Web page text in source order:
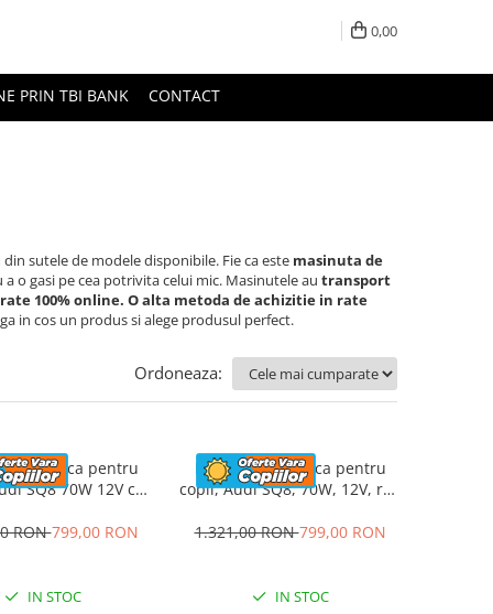
0,00
PRIN TBI BANK CONTACT
din sutele de modele disponibile. Fie ca este masinuta de
o gasi pe cea potrivita celui mic. Masinutele au transport
100% online. O alta metoda de achizitie in rate
in cos un produs si alege produsul perfect.
Ordoneaza:
electrica pentru
SQ8 70W 12V cu
roz
RON799,00 RON
IN STOC
Masinuta electrica pentru
copii, Audi SQ8, 70W, 12V, roti
1.321,00 RON799,00 RON
IN STOC